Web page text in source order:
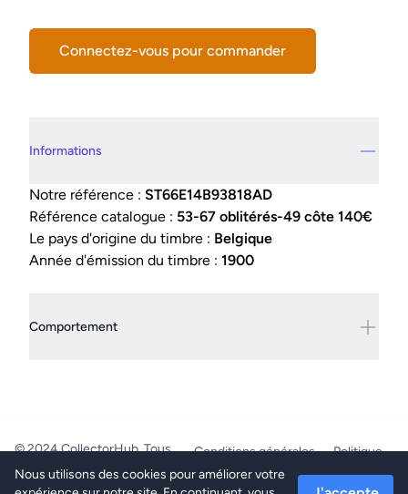
Nous utilisons des cookies pour améliorer votre
Connectez-vous pour commander
Informations
Notre référence : ST66E14B93818AD
Référence catalogue : 53-67 oblitérés-49 côte 140€
Le pays d'origine du timbre : Belgique
Année d'émission du timbre : 1900
Comportement
© 2024 CollectorHub. Tous
droits réservés.
PhilaJob - BE0804.218.387 -
Conditions générales
Politique
de confidentialité